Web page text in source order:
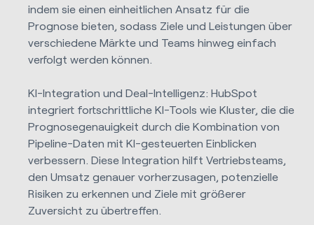
indem sie einen einheitlichen Ansatz für die
Prognose bieten, sodass Ziele und Leistungen über
verschiedene Märkte und Teams hinweg einfach
verfolgt werden können.
KI-Integration und Deal-Intelligenz: HubSpot
integriert fortschrittliche KI-Tools wie Kluster, die die
Prognosegenauigkeit durch die Kombination von
Pipeline-Daten mit KI-gesteuerten Einblicken
verbessern. Diese Integration hilft Vertriebsteams,
den Umsatz genauer vorherzusagen, potenzielle
Risiken zu erkennen und Ziele mit größerer
Zuversicht zu übertreffen.